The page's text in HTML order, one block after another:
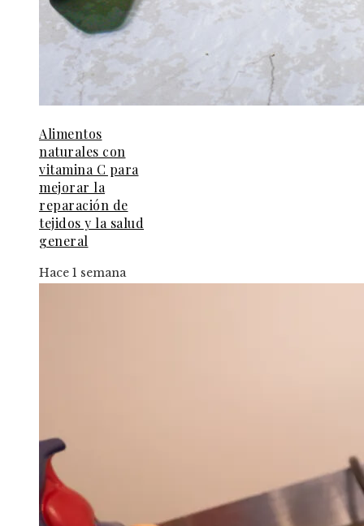
Alimentos
naturales con
vitamina C para
mejorar la
reparación de
tejidos y la salud
general
Hace 1 semana